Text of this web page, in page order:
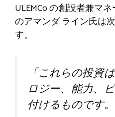
ULEMCo の創設者兼マ
のアマンダ ライン氏は
す。
「これらの投資
ロジー、能力、
付けるものです。